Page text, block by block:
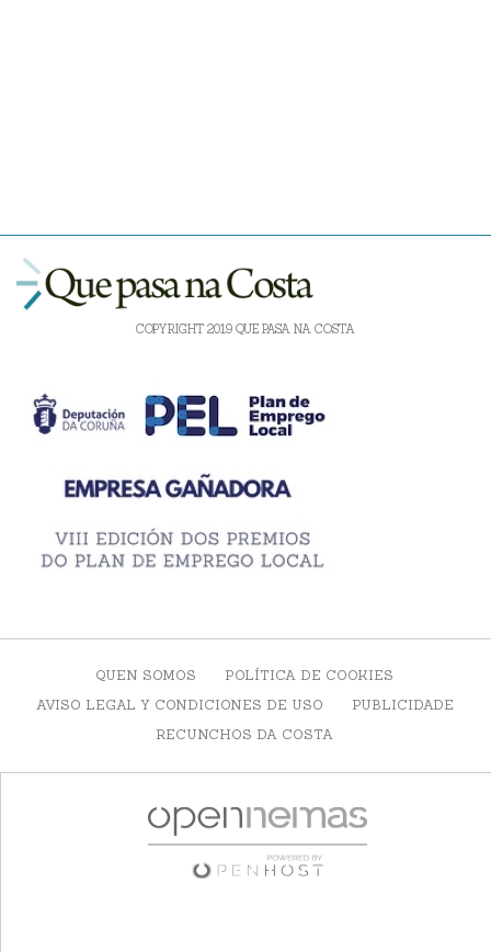
COPYRIGHT 2019 QUE PASA NA COSTA
QUEN SOMOS
POLÍTICA DE COOKIES
AVISO LEGAL Y CONDICIONES DE USO
PUBLICIDADE
RECUNCHOS DA COSTA